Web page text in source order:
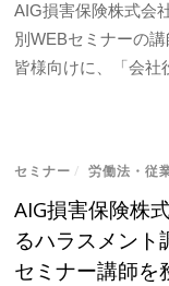
AIG損害保険株式会
別WEBセミナーの
皆様向けに、「会
セミナー / 労働法・従
AIG損害保険株
るハラスメント
セミナー講師を